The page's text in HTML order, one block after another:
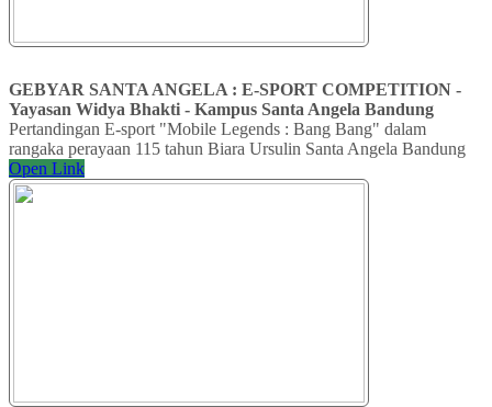
GEBYAR SANTA ANGELA : E-SPORT COMPETITION -
Yayasan Widya Bhakti - Kampus Santa Angela Bandung
Pertandingan E-sport "Mobile Legends : Bang Bang" dalam
rangaka perayaan 115 tahun Biara Ursulin Santa Angela Bandung
Open Link